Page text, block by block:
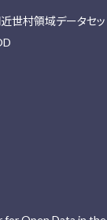
世村領域データセッ